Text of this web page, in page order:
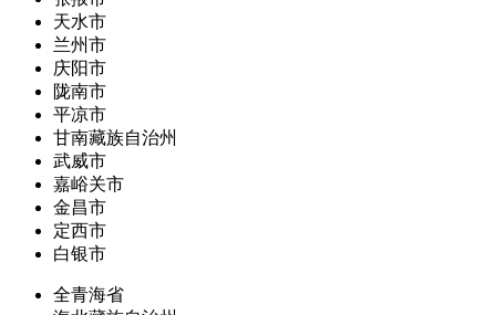
天水市
兰州市
庆阳市
陇南市
平凉市
甘南藏族自治州
武威市
嘉峪关市
金昌市
定西市
白银市
全青海省